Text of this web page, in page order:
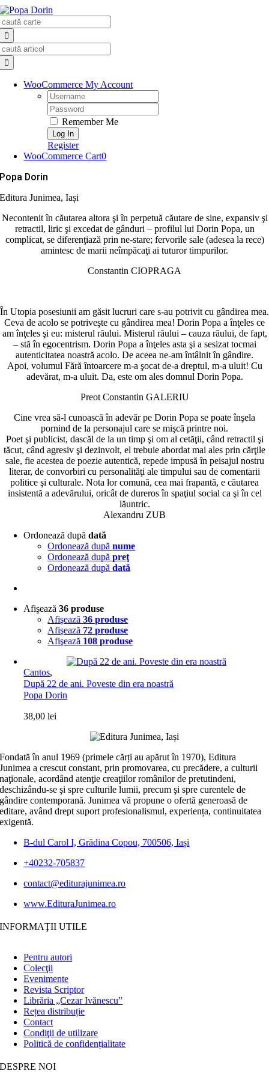
Skip
to
content
WooCommerce My Account
Username:
Password:
Remember Me
Register
WooCommerce Cart0
Popa Dorin
Editura Junimea, Iași
Necontenit în căutarea altora şi în perpetuă căutare de sine, expansiv şi
retractil, liric şi excedat de gânduri – profilul lui Dorin Popa, un
complicat, se diferenţiază prin ne-stare; fervorile sale (adesea la rece)
amintesc de marii neîmpăcaţi ai tuturor timpurilor.
Constantin CIOPRAGA
În Utopia posesiunii am găsit lucruri care s-au potrivit cu gândirea mea.
Ceva de acolo se potriveşte cu gândirea mea! Dorin Popa a înţeles ce
am înţeles şi eu: misterul răului. Misterul răului – cauza răului, de fapt,
– stă în egocentrism. Dorin Popa a înţeles asta şi a sesizat tocmai
autenticitatea noastră acolo. De aceea ne-am întâlnit în gândire.
Apoi, volumul Fără întoarcere m-a şocat de-a dreptul, m-a uluit! Cu
adevărat, m-a uluit. Da, este om ales domnul Dorin Popa.
Preot Constantin GALERIU
Cine vrea să-l cunoască în adevăr pe Dorin Popa se poate înşela
pornind de la personajul care se mişcă printre noi.
Poet şi publicist, dascăl de la un timp şi om al cetăţii, când retractil şi
tăcut, când agresiv şi dezinvolt, el trebuie abordat mai ales prin cărţile
sale, fie acestea de poezie autentică, repede impusă în peisajul nostru
literar, de convorbiri cu personalităţi ale timpului sau de comentarii
politice şi culturale. Nota lor comună, cea mai frapantă, e căutarea
insistentă a adevărului, oricât de dureros în spaţiul social ca şi în cel
lăuntric.
Alexandru ZUB
Ordonează dupădată
Ordonează dupănume
Ordonează dupăpreţ
Ordonează dupădată
Afişează36 produse
Afişează36 produse
Afişează 72 produse
Afişează 108 produse
Cantos,
După 22 de ani. Poveste din era noastră
Popa Dorin
38,00lei
Fondată în anul 1969 (primele cărți au apărut în 1970), Editura
Junimea a crescut constant, prin promovarea, cu precădere, a culturii
naţionale, acordând atenţie creaţiilor românilor de pretutindeni,
deschizându-se şi spre culturile lumii, precum şi spre curentele de
gândire contemporană. Junimea vă propune o ofertă generoasă de
editare, având drept suport profesionalismul, experiența, continuitatea
exigentă.
B-dul Carol I, Grădina Copou, 700506, Iași
+40232-705837
contact@editurajunimea.ro
www.EdituraJunimea.ro
INFORMAŢII UTILE
Pentru autori
Colecţii
Evenimente
Revista Scriptor
Librăria „Cezar Ivănescu”
Rețea distribuție
Contact
Condiţii de utilizare
Politică de confidențialitate
DESPRE NOI